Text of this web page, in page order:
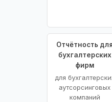
Отчётность для
бухгалтерских
фирм
для
аутсорсинговых
компаний